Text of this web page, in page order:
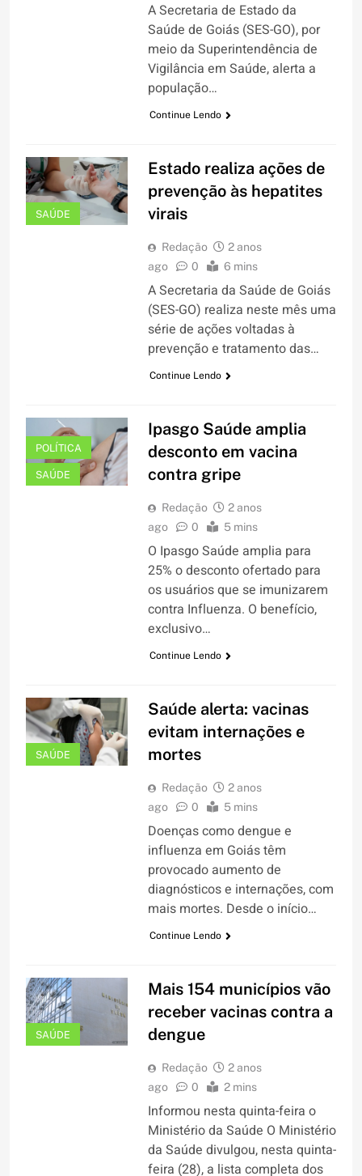
A Secretaria de Estado da
Saúde de Goiás (SES-GO), por
meio da Superintendência de
Vigilância em Saúde, alerta a
população…
Continue Lendo
SAÚDE
Estado realiza ações de
prevenção às hepatites
virais
Redação
2 anos
ago
0 6 mins
A Secretaria da Saúde de Goiás
(SES-GO) realiza neste mês uma
série de ações voltadas à
prevenção e tratamento das…
Continue Lendo
POLÍTICA
SAÚDE
Ipasgo Saúde amplia
desconto em vacina
contra gripe
Redação
2 anos
ago
0 5 mins
O Ipasgo Saúde amplia para
25% o desconto ofertado para
os usuários que se imunizarem
contra Influenza. O benefício,
exclusivo…
Continue Lendo
SAÚDE
Saúde alerta: vacinas
evitam internações e
mortes
Redação
2 anos
ago
0 5 mins
Doenças como dengue e
influenza em Goiás têm
provocado aumento de
diagnósticos e internações, com
mais mortes. Desde o início…
Continue Lendo
SAÚDE
Mais 154 municípios vão
receber vacinas contra a
dengue
Redação
2 anos
ago
0 2 mins
Informou nesta quinta-feira o
Ministério da Saúde O Ministério
da Saúde divulgou, nesta quinta-
feira (28), a lista completa dos